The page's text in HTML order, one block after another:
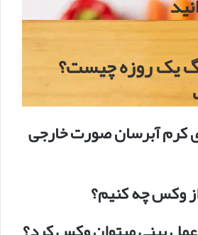
یک روزه چیست؟
کرم آبرسان صورت خارجی
وکس چه کنیم؟